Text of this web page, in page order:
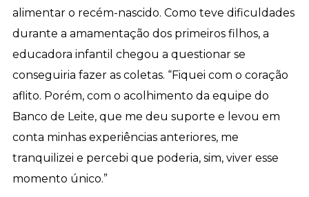
alimentar o recém-nascido. Como teve dificuldades
durante a amamentação dos primeiros filhos, a
educadora infantil chegou a questionar se
conseguiria fazer as coletas. “Fiquei com o coração
aflito. Porém, com o acolhimento da equipe do
Banco de Leite, que me deu suporte e levou em
conta minhas experiências anteriores, me
tranquilizei e percebi que poderia, sim, viver esse
momento único.”